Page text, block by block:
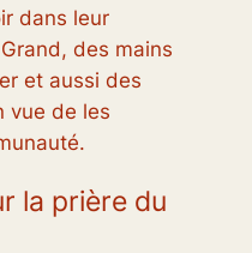
dans leur
des mains
et aussi des
vue de les
la prière du